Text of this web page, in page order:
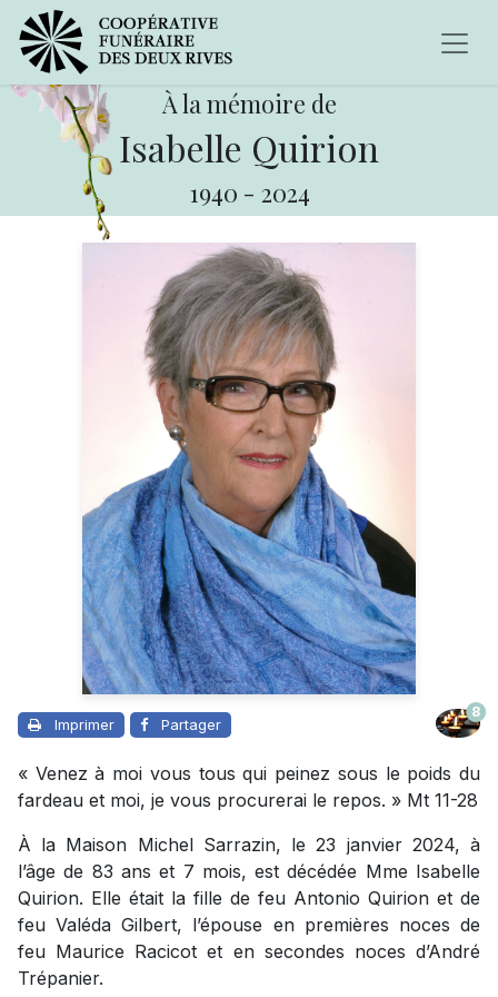
À la mémoire de
Isabelle Quirion
1940 - 2024
Imprimer Partager
8
« Venez à moi vous tous qui peinez sous le poids du
fardeau et moi, je vous procurerai le repos. » Mt 11-28
À la Maison Michel Sarrazin, le 23 janvier 2024, à
l’âge de 83 ans et 7 mois, est décédée Mme Isabelle
Quirion. Elle était la fille de feu Antonio Quirion et de
feu Valéda Gilbert, l’épouse en premières noces de
feu Maurice Racicot et en secondes noces d’André
Trépanier.